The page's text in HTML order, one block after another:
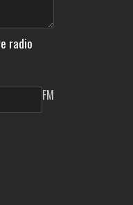
radio
FM